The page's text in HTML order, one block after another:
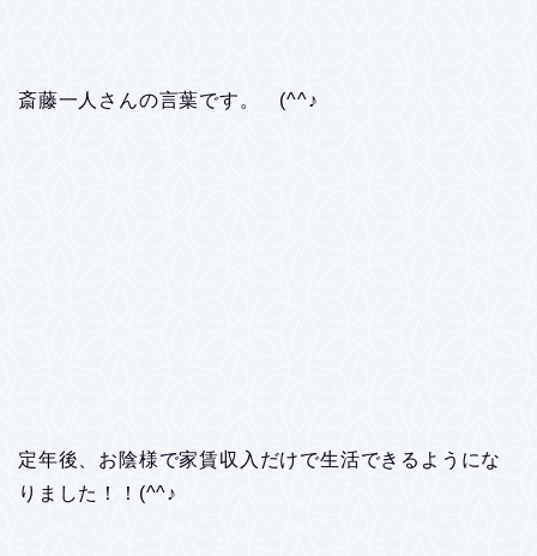
斎藤一人さんの言葉です。 (^^♪
定年後、お陰様で家賃収入だけで生活できるようにな
りました！！(^^♪